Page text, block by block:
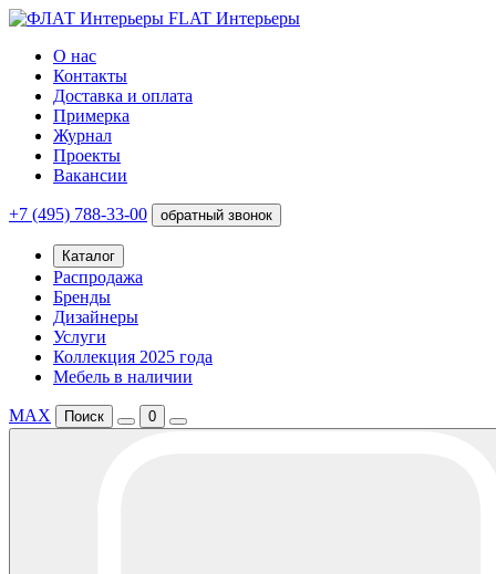
FLAT Интерьеры
О нас
Контакты
Доставка и оплата
Примерка
Журнал
Проекты
Вакансии
+7 (495) 788-33-00 обратный звонок
Каталог
Распродажа
Бренды
Дизайнеры
Услуги
Коллекция 2025 года
Мебель в наличии
MAX Поиск 0